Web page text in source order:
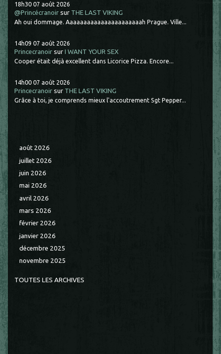
18h30 07 août 2026
@Princécranoir sur THE LAST VIKING
Ah oui dommage. Aaaaaaaaaaaaaaaaaaaaaah Prague. Ville...
14h09 07 août 2026
Princecranoir surI WANT YOUR SEX
Cooper était déjà excellent dans Licorice Pizza. Encore...
14h00 07 août 2026
Princecranoir sur THE LAST VIKING
Grâce à toi, je comprends mieux l'accoutrement Sgt Pepper...
août 2026
juillet 2026
juin 2026
mai 2026
avril 2026
mars 2026
février 2026
janvier 2026
décembre 2025
novembre 2025
TOUTES LES ARCHIVES